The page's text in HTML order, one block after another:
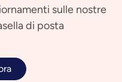
sulle nostre
di posta